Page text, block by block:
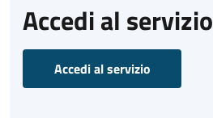
Accedi al servizio
Accedi al servizio